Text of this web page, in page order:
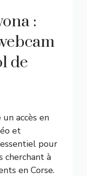
:
de
accès en
et
pour
cherchant à
en Corse.